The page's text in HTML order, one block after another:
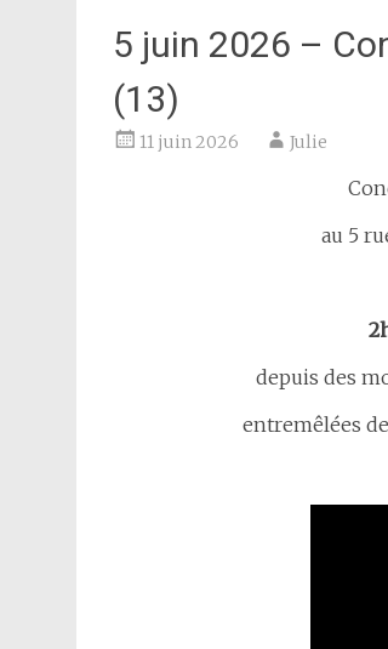
5 juin 2026 –
(13)
11 juin 2026 Julie
au 5
depuis des
entremêlées